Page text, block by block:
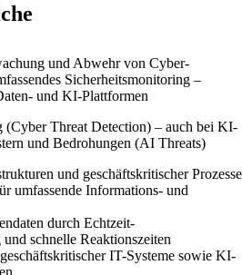
und Abwehr von Cyber-
Sicherheitsmonitoring –
und KI-Plattformen
Threat Detection) – auch bei KI-
und Bedrohungen (AI Threats)
und geschäftskritischer Prozesse
umfassende Informations- und
durch Echtzeit-
schnelle Reaktionszeiten
IT-Systeme sowie KI-